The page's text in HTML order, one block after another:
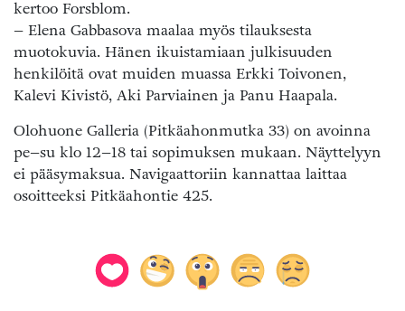
kertoo Forsblom.
– Elena Gabbasova maalaa myös tilauksesta
muotokuvia. Hänen ikuistamiaan julkisuuden
henkilöitä ovat muiden muassa Erkki Toivonen,
Kalevi Kivistö, Aki Parviainen ja Panu Haapala.
Olohuone Galleria (Pitkäahonmutka 33) on avoinna
pe–su klo 12–18 tai sopimuksen mukaan. Näyttelyyn
ei pääsymaksua. Navigaattoriin kannattaa laittaa
osoitteeksi Pitkäahontie 425.